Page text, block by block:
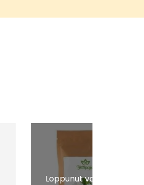
Loppunut varastosta